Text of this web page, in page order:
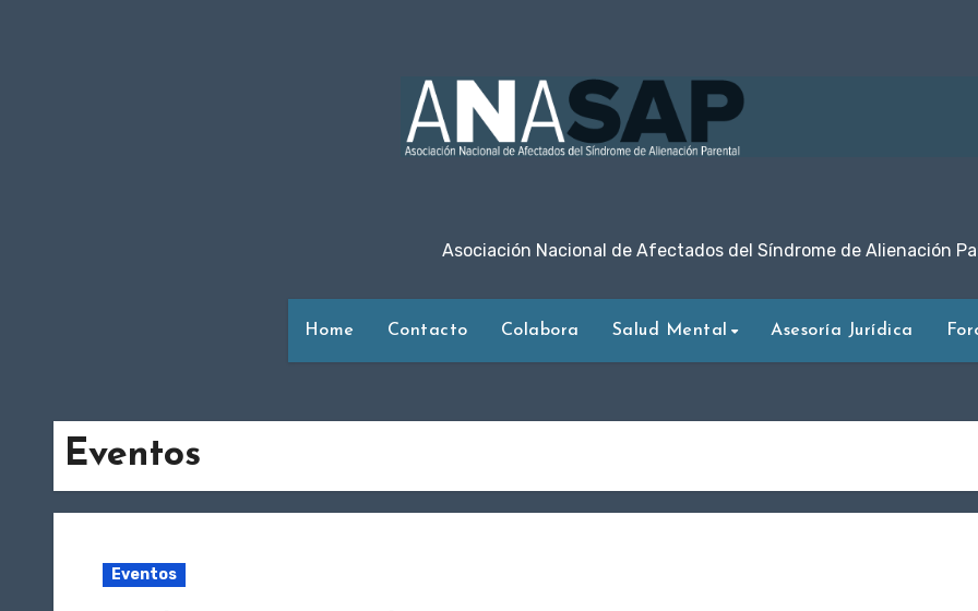
Asociación Nacional de Afectados del Síndrome de Alienación
Home Contacto Colabora Salud Mental Asesoría Jurídica
Eventos
Eventos